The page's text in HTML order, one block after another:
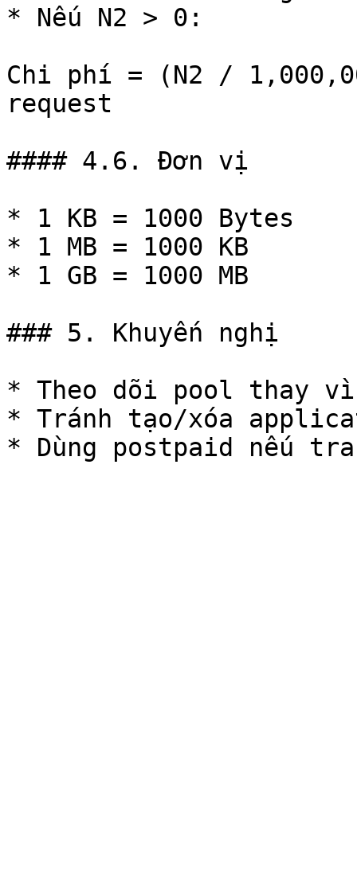
* Nếu N2 > 0:
Chi phí = (N2 /
request
#### 4.6. Đơn vị
* 1 KB = 1000 Bytes
* 1 MB = 1000 KB
* 1 GB = 1000 MB
### 5. Khuyến nghị
* Theo dõi pool thay
* Tránh tạo/xóa